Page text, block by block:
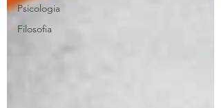
Psicologia
Filosofia